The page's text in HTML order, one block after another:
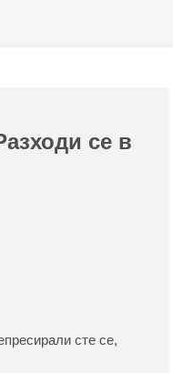
се в
сте се,